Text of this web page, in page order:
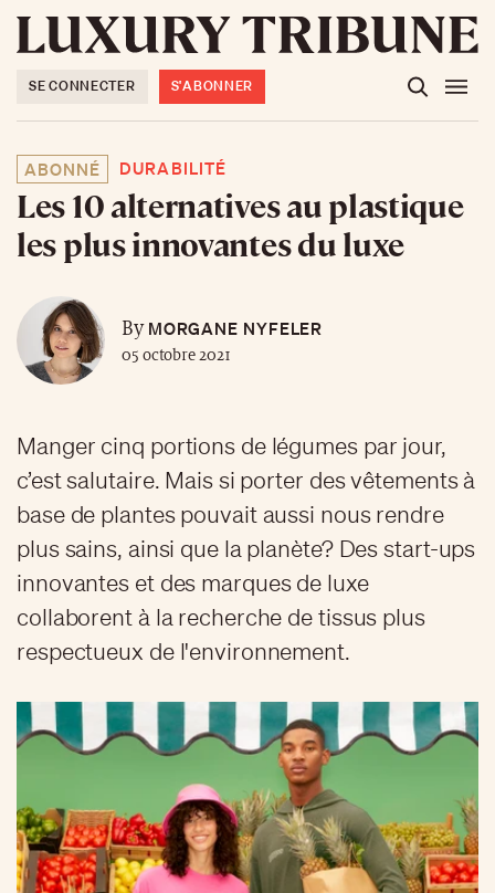
SE CONNECTER S'ABONNER
ABONNÉ DURABILITÉ
Les 10 alternatives au plastique
les plus innovantes du luxe
ByMORGANE NYFELER
05 octobre 2021
Manger cinq portions de légumes par jour,
c’est salutaire. Mais si porter des vêtements à
base de plantes pouvait aussi nous rendre
plus sains, ainsi que la planète? Des start-ups
innovantes et des marques de luxe
collaborent à la recherche de tissus plus
respectueux de l'environnement.